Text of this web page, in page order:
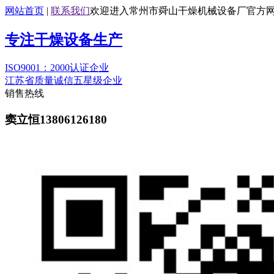
网站首页 | 联系我们欢迎进入常州市舜山干燥机械设备厂官方
专注干燥设备生产
ISO9001：2000认证企业
江苏省质量诚信五星级企业
销售热线
窦立恒13806126180